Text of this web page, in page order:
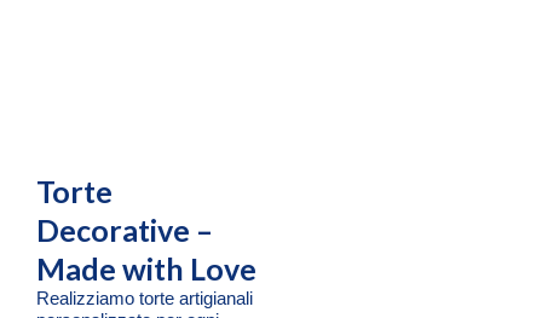
Torte
Decorative –
Made with Love
Realizziamo torte artigianali